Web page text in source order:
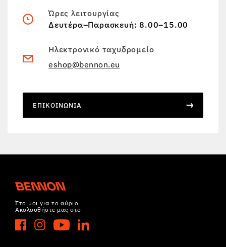
Ώρες λειτουργίας
Δευτέρα–Παρασκευή: 8.00–15.00
Ηλεκτρονικό ταχυδρομείο
eshop@bennon.eu
ΕΠΙΚΟΙΝΩΝΊΑ
Έτοιμοι για το αύριο
Ακολουθήστε μας στο